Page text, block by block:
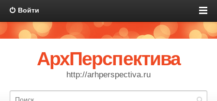
Войти
АрхПерспектива
http://arhperspectiva.ru